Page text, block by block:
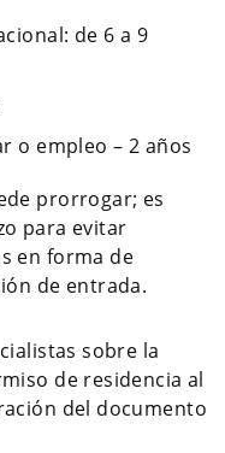
de 6 a 9
o empleo – 2 años
prorrogar; es
para evitar
en forma de
de entrada.
sobre la
de residencia al
del documento